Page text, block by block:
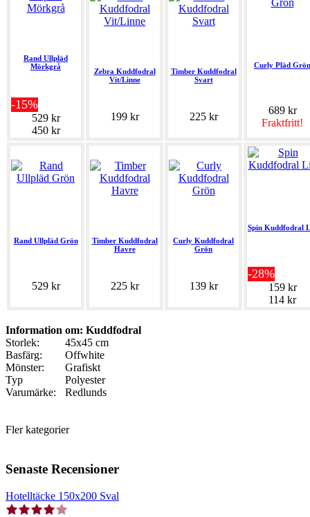
Rand Ullpläd
Mörkgrå
-15%
529 kr
450 kr
Zebra Kuddfodral
Vit/Linne
199 kr
Timber Kuddfodral
Svart
225 kr
Curly Pläd Grön
689 kr
Fraktfritt!
Rand Ullpläd Grön
529 kr
Timber Kuddfodral
Havre
225 kr
Curly Kuddfodral
Grön
139 kr
Spin Kuddfodral
-28%
159 kr
114 kr
Information om: Kuddfodral
Storlek:
45x45 cm
Basfärg:
Offwhite
Mönster:
Grafiskt
Typ
Polyester
Varumärke:
Redlunds
Fler kategorier
Senaste Recensioner
Hotelltäcke 150x200 Sval